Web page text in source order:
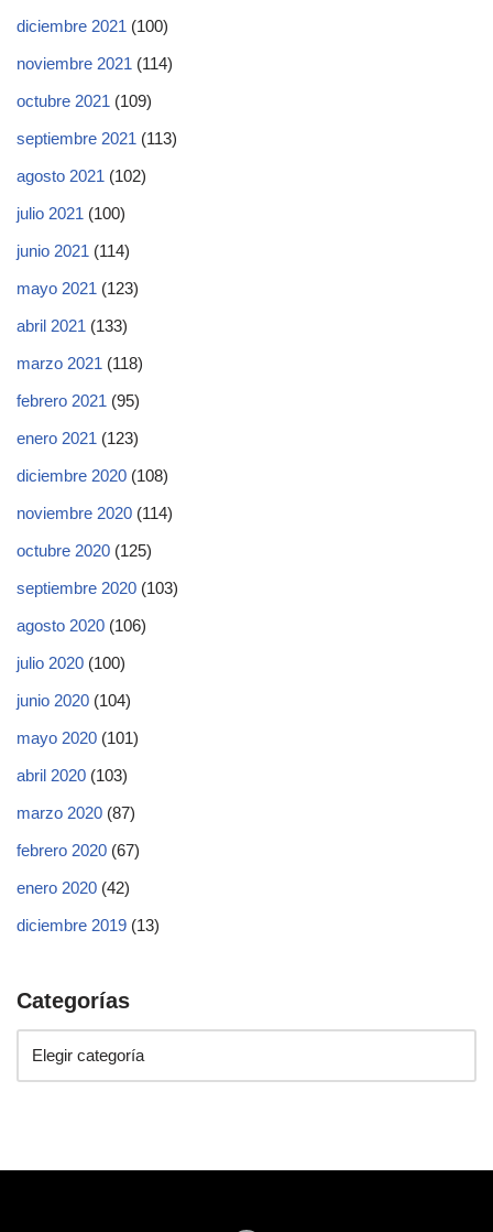
diciembre 2021 (100)
noviembre 2021 (114)
octubre 2021 (109)
septiembre 2021 (113)
agosto 2021 (102)
julio 2021 (100)
junio 2021 (114)
mayo 2021 (123)
abril 2021 (133)
marzo 2021 (118)
febrero 2021 (95)
enero 2021 (123)
diciembre 2020 (108)
noviembre 2020 (114)
octubre 2020 (125)
septiembre 2020 (103)
agosto 2020 (106)
julio 2020 (100)
junio 2020 (104)
mayo 2020 (101)
abril 2020 (103)
marzo 2020 (87)
febrero 2020 (67)
enero 2020 (42)
diciembre 2019 (13)
Categorías